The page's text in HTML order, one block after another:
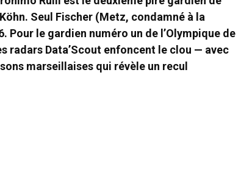
Seul Fischer (Metz, condamné à la
Pour le gardien numéro un de l’Olympique de
radars Data’Scout enfoncent le clou — avec
marseillaises qui révèle un recul